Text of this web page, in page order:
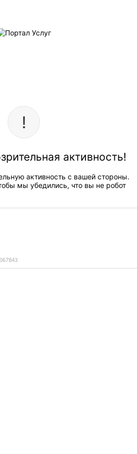
активность!
активность с вашей стороны.
мы убедились, что вы не робот